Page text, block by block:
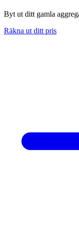
Byt ut ditt gamla
Räkna ut ditt pris